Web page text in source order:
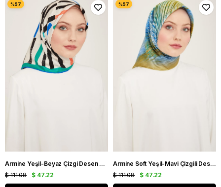
Armine Yeşil-Beyaz Çizgi Desen Tivil İpek Eşarp IST9101-82
$ 47.22
$ 111.08
Armine Soft Yeşil-Mavi Çizgili Desen Sura İpek Eşarp IST9143-05
$ 47.22
$ 111.08